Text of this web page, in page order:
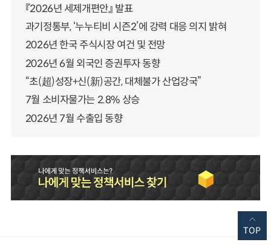
『2026년 세제개편안』 발표
과기정통부, ‘누누티비 시즌2’에 강력 대응 의지 밝혀
2026년 한국 주식시장 여건 및 전망
2026년 6월 외국인 증권투자 동향
“초(超)성장+신(新)공간, 대체불가 산업강국”
7월 소비자물가는 2.8% 상승
2026년 7월 수출입 동향
TOP